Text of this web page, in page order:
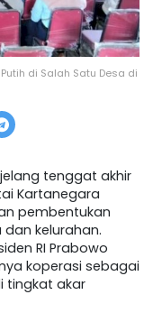
di Salah Satu Desa di
tenggat akhir
Kartanegara
pembentukan
dan kelurahan.
RI Prabowo
koperasi sebagai
tingkat akar